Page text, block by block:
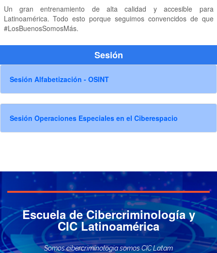
Un gran entrenamiento de alta calidad y accesible para
Latinoamérica. Todo esto porque seguimos convencidos de que
#LosBuenosSomosMás.
Sesión
Sesión Alfabetización - OSINT
Sesión Operaciones Especiales en el Ciberespacio
Escuela de Cibercriminología y
CIC Latinoamérica
Somos cibercriminologia somos CIC Latam